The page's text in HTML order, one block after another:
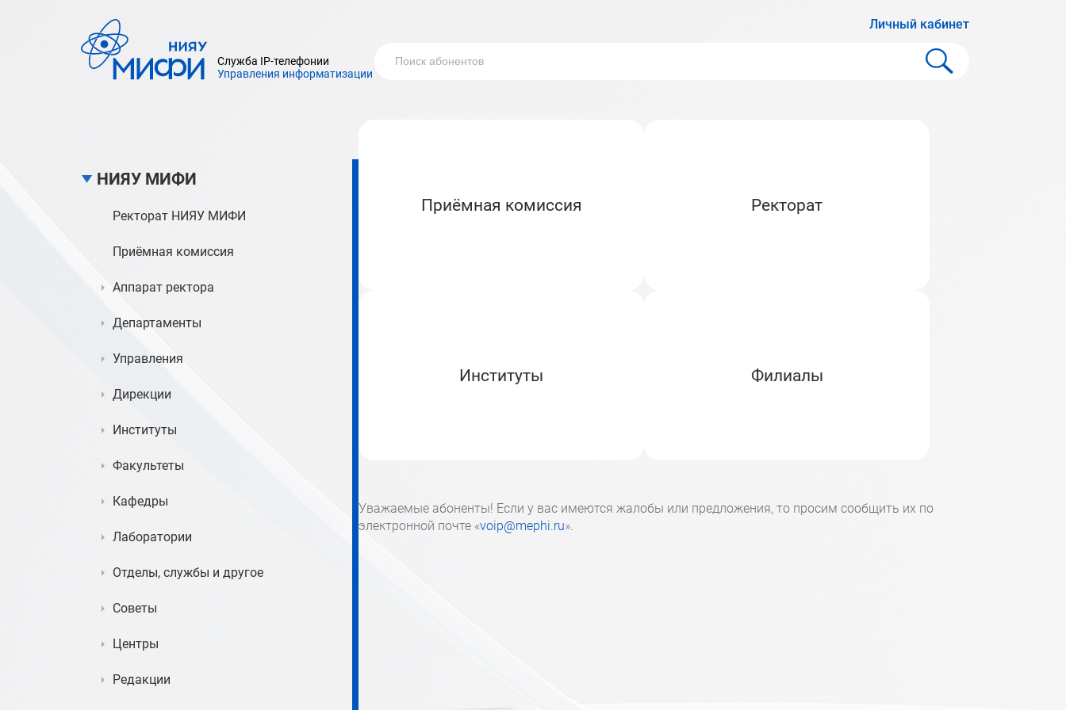
Служба IP-телефонии
Управления информатизации
Личный кабинет
НИЯУ МИФИ
Ректорат НИЯУ МИФИ
Приёмная комиссия
Аппарат ректора
Департаменты
Управления
Дирекции
Институты
Факультеты
Кафедры
Лаборатории
Отделы, службы и другое
Советы
Центры
Редакции
Приёмная комиссия Ректорат
Институты Филиалы
Уважаемые абоненты! Если у вас имеются жалобы или предложения, то просим сообщить их по
электронной почте «voip@mephi.ru».